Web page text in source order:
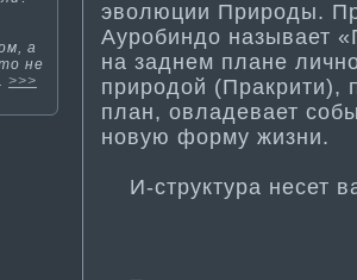
а
не
>>>
эволюции Природы.
Ауробиндо называет
на заднем плане
природой (Пракрити­),
план, овладевает
новую форму жизни.
И-структура несет